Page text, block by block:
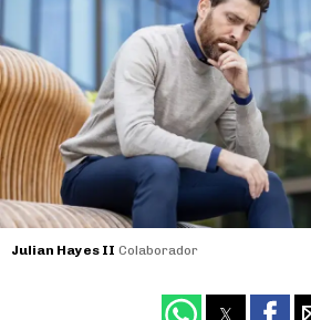
Julian Hayes II Colaborador